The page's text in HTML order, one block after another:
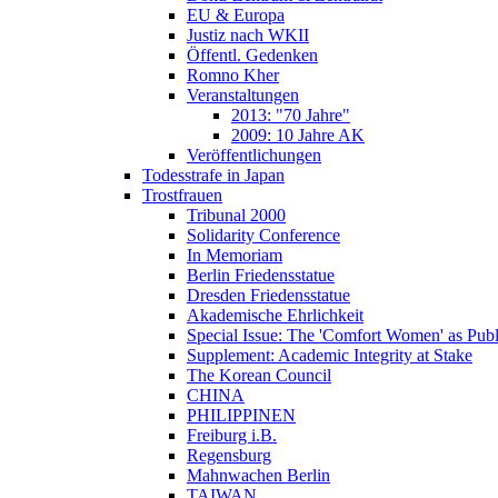
EU & Europa
Justiz nach WKII
Öffentl. Gedenken
Romno Kher
Veranstaltungen
2013: "70 Jahre"
2009: 10 Jahre AK
Veröffentlichungen
Todesstrafe in Japan
Trostfrauen
Tribunal 2000
Solidarity Conference
In Memoriam
Berlin Friedensstatue
Dresden Friedensstatue
Akademische Ehrlichkeit
Special Issue: The 'Comfort Women' as
Supplement: Academic Integrity at Stake
The Korean Council
CHINA
PHILIPPINEN
Freiburg i.B.
Regensburg
Mahnwachen Berlin